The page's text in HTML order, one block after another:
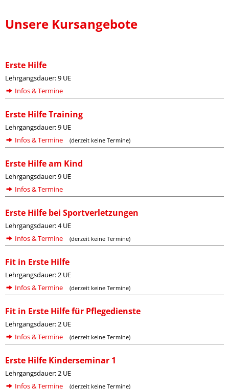
Unsere Kursangebote
Erste Hilfe
Lehrgangsdauer: 9 UE
Infos & Termine
Erste Hilfe Training
Lehrgangsdauer: 9 UE
Infos & Termine
(derzeit keine Termine)
Erste Hilfe am Kind
Lehrgangsdauer: 9 UE
Infos & Termine
Erste Hilfe bei Sportverletzungen
Lehrgangsdauer: 4 UE
Infos & Termine
(derzeit keine Termine)
Fit in Erste Hilfe
Lehrgangsdauer: 2 UE
Infos & Termine
(derzeit keine Termine)
Fit in Erste Hilfe für Pflegedienste
Lehrgangsdauer: 2 UE
Infos & Termine
(derzeit keine Termine)
Erste Hilfe Kinderseminar 1
Lehrgangsdauer: 2 UE
Infos & Termine
(derzeit keine Termine)